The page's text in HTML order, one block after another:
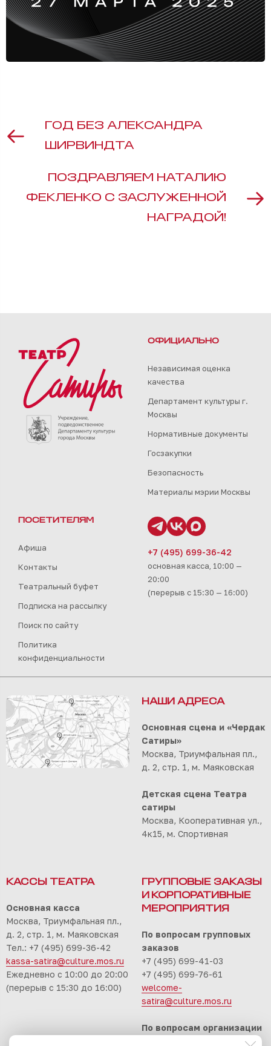
ГОД БЕЗ АЛЕКСАНДРА
ШИРВИНДТА
ПОЗДРАВЛЯЕМ НАТАЛИЮ
ФЕКЛЕНКО С ЗАСЛУЖЕННОЙ
НАГРАДОЙ!
ОФИЦИАЛЬНО
Независимая оценка
качества
Департамент культуры г.
Москвы
Нормативные документы
Госзакупки
Безопасность
Материалы мэрии Москвы
ПОСЕТИТЕЛЯМ
Афиша
Контакты
Театральный буфет
Подписка на рассылку
Поиск по сайту
Политика
конфиденциальности
+7 (495) 699-36-42
основная касса, 10:00 —
20:00
(перерыв с 15:30 — 16:00)
НАШИ АДРЕСА
Основная сцена и «Чердак
Сатиры»
Москва, Триумфальная пл.,
д. 2, стр. 1, м. Маяковская
Детская сцена Театра
сатиры
Москва, Кооперативная ул.,
4к15, м. Спортивная
КАССЫ ТЕАТРА
Основная касса
Москва, Триумфальная пл.,
д. 2, стр. 1, м. Маяковская
Тел.: +7 (495) 699-36-42
kassa-satira@culture.mos.ru
Ежедневно с 10:00 до 20:00
(перерыв с 15:30 до 16:00)
ГРУППОВЫЕ ЗАКАЗЫ
И КОРПОРАТИВНЫЕ
МЕРОПРИЯТИЯ
По вопросам групповых
заказов
+7 (495) 699-41-03
+7 (495) 699-76-61
welcome-
satira@culture.mos.ru
По вопросам организации